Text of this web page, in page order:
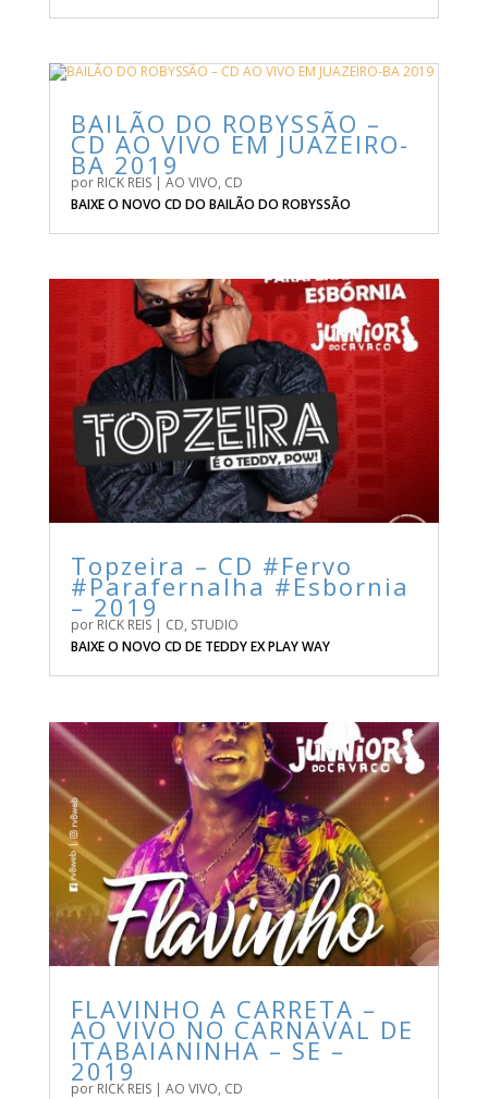
BAILÃO DO ROBYSSÃO –
CD AO VIVO EM JUAZEIRO-
BA 2019
por RICK REIS| AO VIVO, CD
BAIXE O NOVO CD DO BAILÃO DO ROBYSSÃO
Topzeira – CD #Fervo
#Parafernalha #Esbornia
– 2019
por RICK REIS| CD, STUDIO
BAIXE O NOVO CD DE TEDDY EX PLAY WAY
FLAVINHO A CARRETA –
AO VIVO NO CARNAVAL DE
ITABAIANINHA – SE –
2019
por RICK REIS| AO VIVO, CD